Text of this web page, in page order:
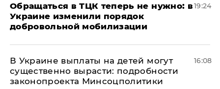
Обращаться в ТЦК теперь не нужно: в
Украине изменили порядок
добровольной мобилизации
19:24
В Украине выплаты на детей могут
существенно вырасти: подробности
законопроекта Минсоцполитики
16:08